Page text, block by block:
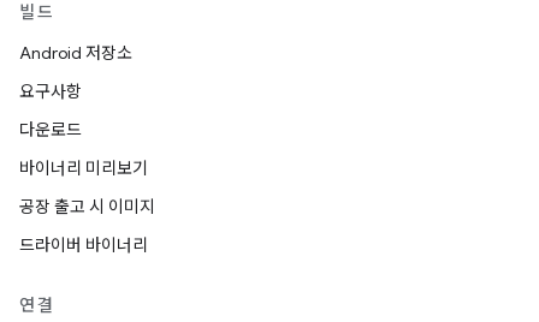
빌드
Android 저장소
요구사항
다운로드
바이너리 미리보기
공장 출고 시 이미지
드라이버 바이너리
연결